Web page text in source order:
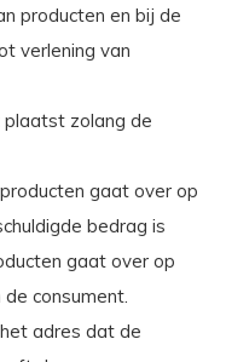
producten en bij de
verlening van
plaatst zolang de
gaat over op
bedrag is
gaat over op
consument.
adres dat de